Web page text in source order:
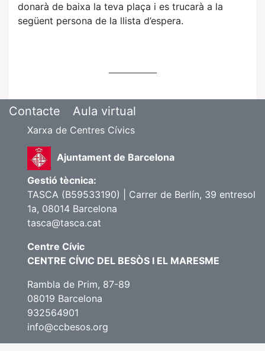
donarà de baixa la teva plaça i es trucarà a la
següent persona de la llista d’espera.
Contacte Aula virtual
Xarxa de Centres Cívics
Ajuntament de Barcelona
Gestió tècnica:
TASCA (B59533190) | Carrer de Berlín, 39 entresol
1a, 08014 Barcelona
tasca@tasca.cat
Centre Cívic
CENTRE CÍVIC DEL BESÒS I EL MARESME
Rambla de Prim, 87-89
08019 Barcelona
932564901
info@ccbesos.org